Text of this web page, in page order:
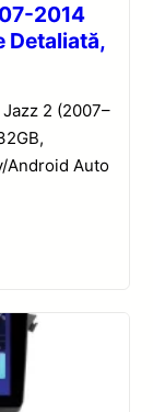
2014
Detaliată,
2 (2007–
Android Auto